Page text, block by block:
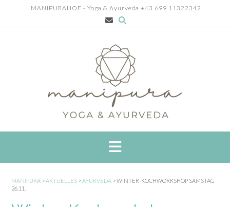
content
MANIPURAHOF - Yoga & Ayurveda +43 699 11322342
MANIPURA >AKTUELLES >AYURVEDA >WINTER-KOCHWORKSHOP SAMSTAG
26.11.